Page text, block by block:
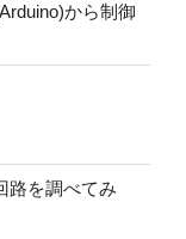
から制御
路を調べてみ